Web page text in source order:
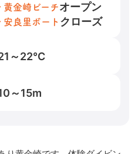
黄金崎ビーチオープン
安良里ボート クローズ
～22℃
～15m